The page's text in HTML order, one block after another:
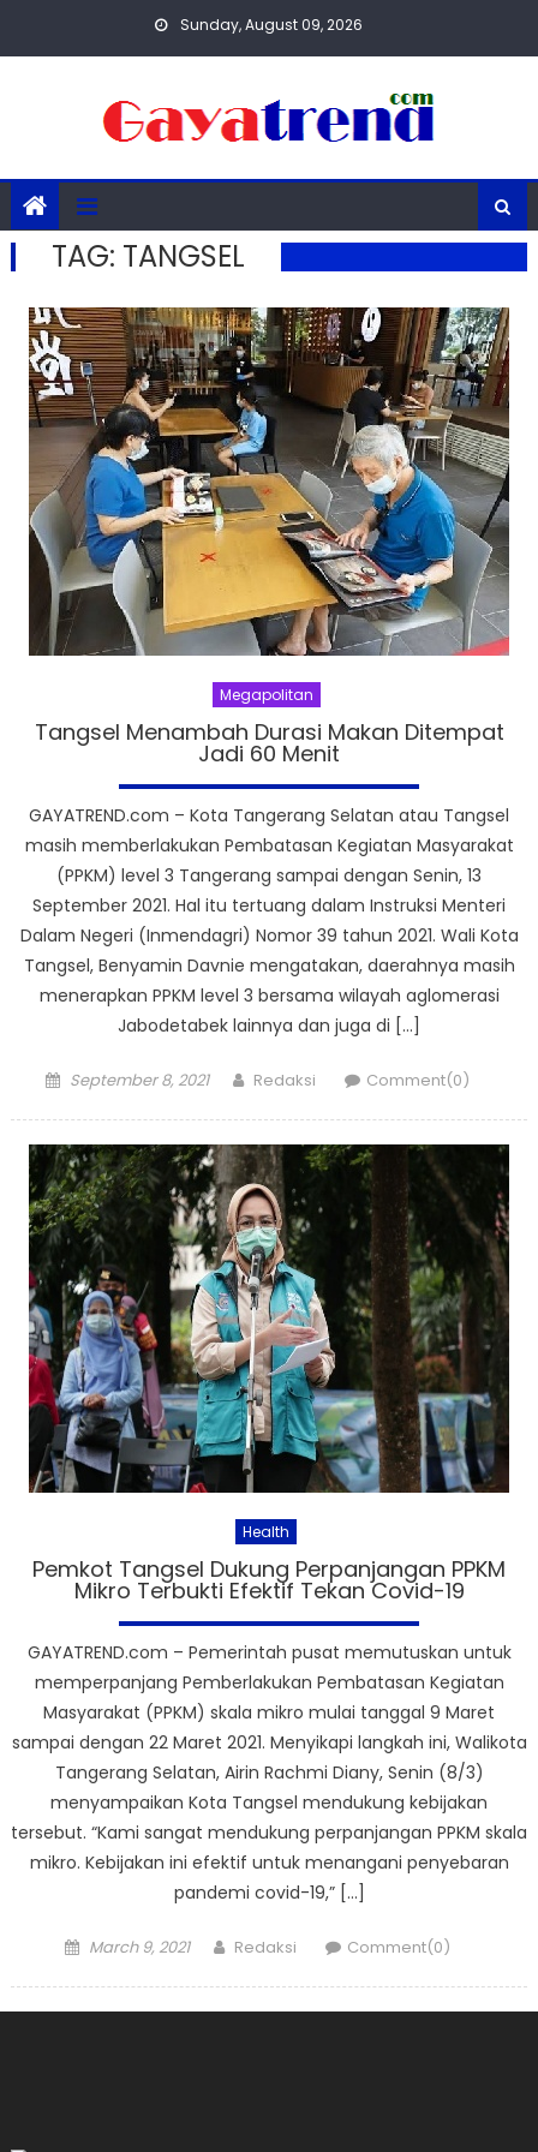
Sunday, August 09, 2026
TAG: TANGSEL
Megapolitan
Tangsel Menambah Durasi Makan Ditempat
Jadi 60 Menit
GAYATREND.com – Kota Tangerang Selatan atau Tangsel
masih memberlakukan Pembatasan Kegiatan Masyarakat
(PPKM) level 3 Tangerang sampai dengan Senin, 13
September 2021. Hal itu tertuang dalam Instruksi Menteri
Dalam Negeri (Inmendagri) Nomor 39 tahun 2021. Wali Kota
Tangsel, Benyamin Davnie mengatakan, daerahnya masih
menerapkan PPKM level 3 bersama wilayah aglomerasi
Jabodetabek lainnya dan juga di […]
Posted
September 8, 2021 Author
Redaksi Comment(0)
Health
Pemkot Tangsel Dukung Perpanjangan PPKM
Mikro Terbukti Efektif Tekan Covid-19
GAYATREND.com – Pemerintah pusat memutuskan untuk
memperpanjang Pemberlakukan Pembatasan Kegiatan
Masyarakat (PPKM) skala mikro mulai tanggal 9 Maret
sampai dengan 22 Maret 2021. Menyikapi langkah ini, Walikota
Tangerang Selatan, Airin Rachmi Diany, Senin (8/3)
menyampaikan Kota Tangsel mendukung kebijakan
tersebut. “Kami sangat mendukung perpanjangan PPKM skala
mikro. Kebijakan ini efektif untuk menangani penyebaran
pandemi covid-19,” […]
Posted
March 9, 2021 Author
Redaksi Comment(0)